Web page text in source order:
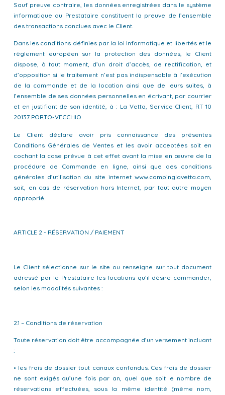
Sauf preuve contraire, les données enregistrées dans le système
informatique du Prestataire constituent la preuve de l’ensemble
des transactions conclues avec le Client.
Dans les conditions définies par la loi Informatique et libertés et le
règlement européen sur la protection des données, le Client
dispose, à tout moment, d’un droit d’accès, de rectification, et
d’opposition si le traitement n’est pas indispensable à l’exécution
de la commande et de la location ainsi que de leurs suites, à
l’ensemble de ses données personnelles en écrivant, par courrier
et en justifiant de son identité, à : La Vetta, Service Client, RT 10
20137 PORTO-VECCHIO.
Le Client déclare avoir pris connaissance des présentes
Conditions Générales de Ventes et les avoir acceptées soit en
cochant la case prévue à cet effet avant la mise en œuvre de la
procédure de Commande en ligne, ainsi que des conditions
générales d’utilisation du site internet www.campinglavetta.com,
soit, en cas de réservation hors Internet, par tout autre moyen
approprié.
ARTICLE 2 - RÉSERVATION / PAIEMENT
Le Client sélectionne sur le site ou renseigne sur tout document
adressé par le Prestataire les locations qu’il désire commander,
selon les modalités suivantes :
2.1 – Conditions de réservation
Toute réservation doit être accompagnée d’un versement incluant
:
• les frais de dossier tout canaux confondus. Ces frais de dossier
ne sont exigés qu’une fois par an, quel que soit le nombre de
réservations effectuées, sous la même identité (même nom,